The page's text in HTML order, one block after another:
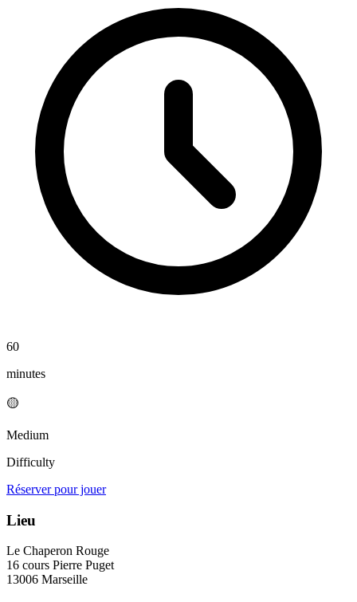
60
minutes
🟡
Medium
Difficulty
Réserver pour jouer
Lieu
Le Chaperon Rouge
16 cours Pierre Puget
13006 Marseille